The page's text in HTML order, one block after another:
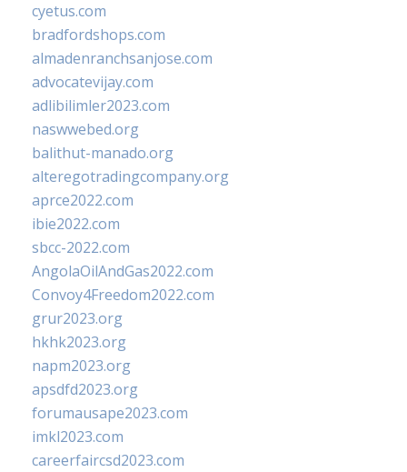
cyetus.com
bradfordshops.com
almadenranchsanjose.com
advocatevijay.com
adlibilimler2023.com
naswwebed.org
balithut-manado.org
alteregotradingcompany.org
aprce2022.com
ibie2022.com
sbcc-2022.com
AngolaOilAndGas2022.com
Convoy4Freedom2022.com
grur2023.org
hkhk2023.org
napm2023.org
apsdfd2023.org
forumausape2023.com
imkl2023.com
careerfaircsd2023.com